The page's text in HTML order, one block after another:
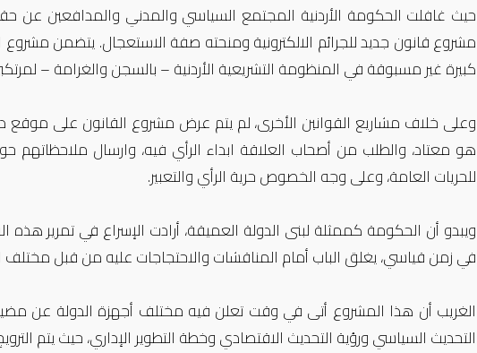
حيث غافلت الحكومة الأردنية المجتمع السياسي والمدني والمدافعين عن
مشروع قانون جديد للجرائم الالكترونية ومنحته صفة الاستعجال. يتضمن
كبيرة غير مسبوقة في المنظومة التشريعية الأردنية – بالسجن والغرامة –
وعلى خلاف مشاريع القوانين الأخرى، لم يتم عرض مشروع القانون على موقع
هو معتاد، والطلب من أصحاب العلاقة ابداء الرأي فيه، وارسال ملاحظاتهم
للحريات العامة، وعلى وجه الخصوص حرية الرأي والتعبير.
ويبدو أن الحكومة كممثلة لبنى الدولة العميقة، أرادت الإسراع في تمرير هذه
في زمن قياسي، يغلق الباب أمام المناقشات والاحتجاجات عليه من قبل مختلف
الغريب أن هذا المشروع أتى في وقت تعلن فيه مختلف أجهزة الدولة عن
التحديث السياسي ورؤية التحديث الاقتصادي وخطة التطوير الإداري، حيث يتم